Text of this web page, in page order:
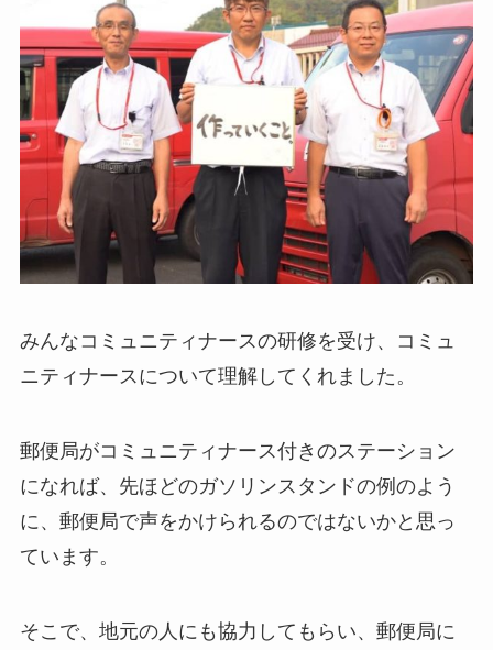
みんなコミュニティナースの研修を受け、コミュ
ニティナースについて理解してくれました。
郵便局がコミュニティナース付きのステーション
になれば、先ほどのガソリンスタンドの例のよう
に、郵便局で声をかけられるのではないかと思っ
ています。
そこで、地元の人にも協力してもらい、郵便局に